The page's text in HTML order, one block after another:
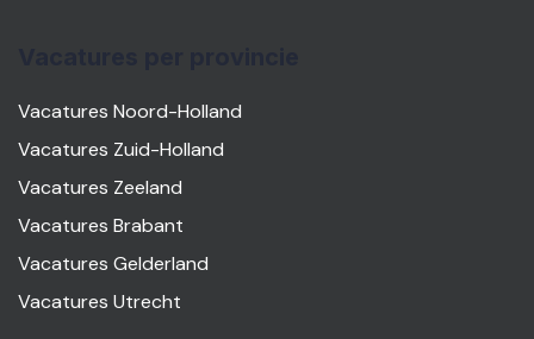
Vacatures Noord-Holland
Vacatures Zuid-Holland
Vacatures Zeeland
Vacatures Brabant
Vacatures Gelderland
Vacatures Utrecht